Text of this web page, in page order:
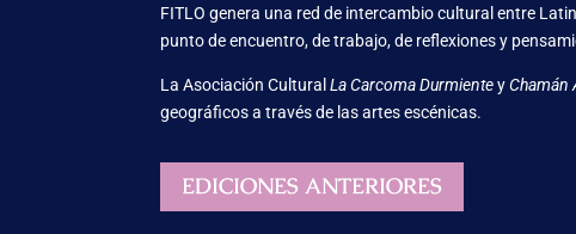
FITLO genera una red de intercambio cultural entre
punto de encuentro, de trabajo, de reflexiones y
La Asociación CulturalLa Carcoma DurmienteyChamán
geográficos a través de las artes escénicas.
EDICIONES ANTERIORES